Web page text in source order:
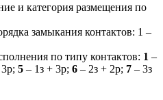
и категория размещения по
замыкания контактов: 1 –
по типу контактов: 1 –
5 – 1з + 3р; 6 – 2з + 2р; 7 – 3з